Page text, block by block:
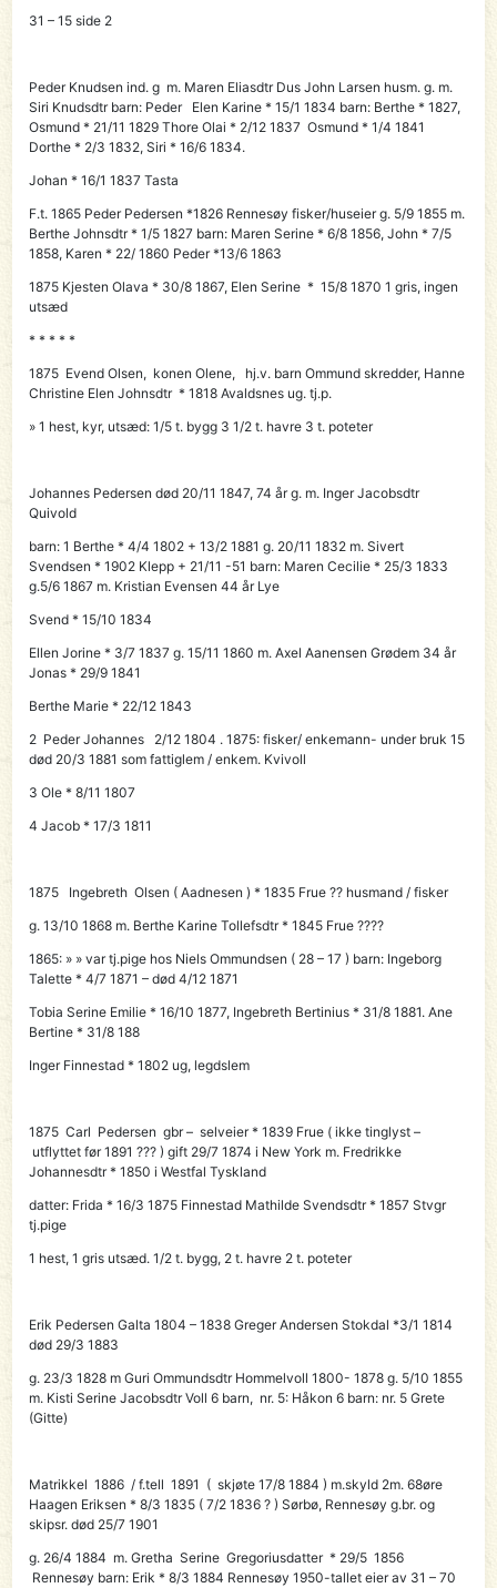
31 – 15 side 2
Peder Knudsen ind. g m. Maren Eliasdtr Dus John Larsen husm. g. m.
Siri Knudsdtr barn: Peder Elen Karine * 15/1 1834 barn: Berthe * 1827,
Osmund * 21/11 1829 Thore Olai * 2/12 1837 Osmund * 1/4 1841
Dorthe * 2/3 1832, Siri * 16/6 1834.
Johan * 16/1 1837 Tasta
F.t. 1865 Peder Pedersen *1826 Rennesøy fisker/huseier g. 5/9 1855 m.
Berthe Johnsdtr * 1/5 1827 barn: Maren Serine * 6/8 1856, John * 7/5
1858, Karen * 22/ 1860 Peder *13/6 1863
1875 Kjesten Olava * 30/8 1867, Elen Serine * 15/8 1870 1 gris, ingen
utsæd
* * * * *
1875 Evend Olsen, konen Olene, hj.v. barn Ommund skredder, Hanne
Christine Elen Johnsdtr * 1818 Avaldsnes ug. tj.p.
» 1 hest, kyr, utsæd: 1/5 t. bygg 3 1/2 t. havre 3 t. poteter
Johannes Pedersen død 20/11 1847, 74 år g. m. Inger Jacobsdtr
Quivold
barn: 1 Berthe * 4/4 1802 + 13/2 1881 g. 20/11 1832 m. Sivert
Svendsen * 1902 Klepp + 21/11 -51 barn: Maren Cecilie * 25/3 1833
g.5/6 1867 m. Kristian Evensen 44 år Lye
Svend * 15/10 1834
Ellen Jorine * 3/7 1837 g. 15/11 1860 m. Axel Aanensen Grødem 34 år
Jonas * 29/9 1841
Berthe Marie * 22/12 1843
2 Peder Johannes 2/12 1804 . 1875:fisker/ enkemann- under bruk 15
død 20/3 1881 som fattiglem / enkem. Kvivoll
3 Ole * 8/11 1807
4 Jacob * 17/3 1811
1875 IngebrethOlsen ( Aadnesen ) * 1835 Frue ?? husmand / fisker
g. 13/10 1868 m. Berthe Karine Tollefsdtr * 1845 Frue ????
1865: » » var tj.pige hos Niels Ommundsen ( 28 – 17 ) barn: Ingeborg
Talette * 4/7 1871 – død 4/12 1871
Tobia Serine Emilie * 16/10 1877, Ingebreth Bertinius * 31/8 1881. Ane
Bertine * 31/8 188
Inger Finnestad * 1802 ug, legdslem
1875Carl Pedersen gbr – selveier * 1839 Frue ( ikke tinglyst –
utflyttet før 1891 ??? ) gift 29/7 1874 i New York m. Fredrikke
Johannesdtr * 1850 i Westfal Tyskland
datter: Frida * 16/3 1875 Finnestad Mathilde Svendsdtr * 1857 Stvgr
tj.pige
1 hest, 1 gris utsæd. 1/2 t. bygg, 2 t. havre 2 t. poteter
Erik Pedersen Galta 1804 – 1838 Greger Andersen Stokdal *3/1 1814
død 29/3 1883
g. 23/3 1828 m Guri Ommundsdtr Hommelvoll 1800- 1878 g. 5/10 1855
m. Kisti Serine Jacobsdtr Voll 6 barn, nr. 5: Håkon 6 barn: nr. 5 Grete
(Gitte)
Matrikkel 1886 / f.tell 1891 ( skjøte 17/8 1884 ) m.skyld 2m. 68øre
Haagen Eriksen* 8/3 1835 ( 7/2 1836 ? ) Sørbø, Rennesøy g.br. og
skipsr. død 25/7 1901
g. 26/4 1884 m. Gretha Serine Gregoriusdatter * 29/5 1856
Rennesøy barn: Erik * 8/3 1884 Rennesøy 1950-tallet eier av 31 – 70